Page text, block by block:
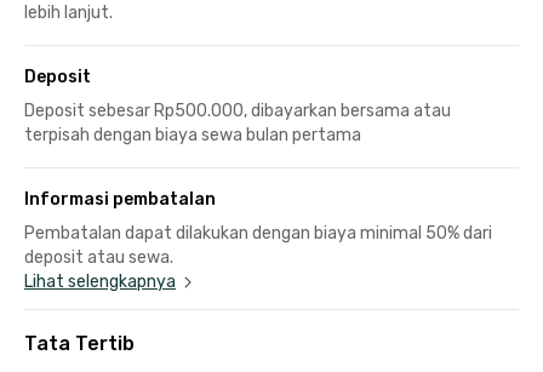
lebih lanjut.
Deposit
Deposit sebesar Rp500.000, dibayarkan bersama atau
terpisah dengan biaya sewa bulan pertama
Informasi pembatalan
Pembatalan dapat dilakukan dengan biaya minimal 50% dari
deposit atau sewa.
Lihat selengkapnya
Tata Tertib